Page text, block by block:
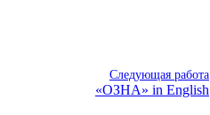
Следующая работа
«ОЗНА» in English